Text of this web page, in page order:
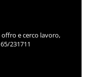
e cerco lavoro,
231711